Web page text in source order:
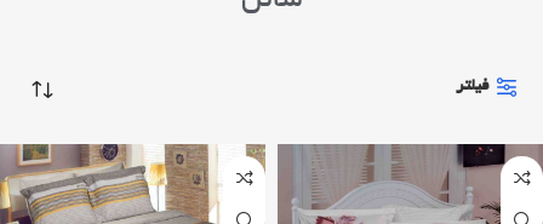
فیلتر